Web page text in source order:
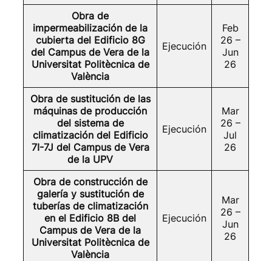
Obra de
impermeabilización de la
cubierta del Edificio 8G
del Campus de Vera de la
Universitat Politècnica de
València
Ejecución
Feb
26 –
Jun
26
Obra de sustitución de las
máquinas de producción
del sistema de
climatización del Edificio
7I-7J del Campus de Vera
de la UPV
Ejecución
Mar
26 –
Jul
26
Obra de construcción de
galería y sustitución de
tuberías de climatización
en el Edificio 8B del
Campus de Vera de la
Universitat Politècnica de
València
Ejecución
Mar
26 –
Jun
26